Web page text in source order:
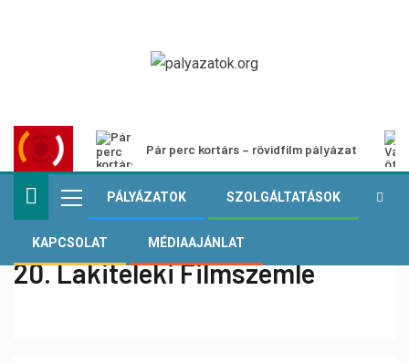
Pár perc kortárs – rövidfilm pályázat
PÁLYÁZATOK SZOLGÁLTATÁSOK
KAPCSOLAT MÉDIAAJÁNLAT
20. Lakiteleki Filmszemle